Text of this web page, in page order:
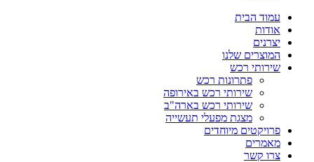
עמוד הבית
אודות
יצרנים
המוצרים שלנו
שירותי רכש
פתרונות רכש
שירותי רכש באירופה
שירותי רכש בארה"ב
מצגת מפעלי תעשייה
פרויקטים מיוחדים
מאמרים
צרו קשר